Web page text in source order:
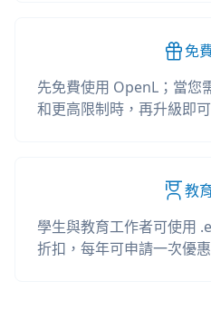
免
先免費使用 OpenL；當您
和更高限制時，再升級即可
教
學生與教育工作者可使用
折扣，每年可申請一次優惠